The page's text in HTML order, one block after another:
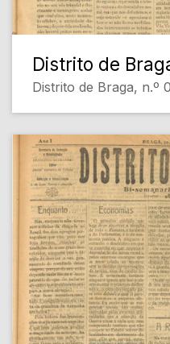
Distrito de
Distrito de Braga, n.º